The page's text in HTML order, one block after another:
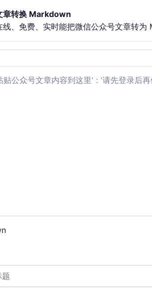
章转换 Markdown
线、免费、实时能把微信公众号文章转
公众号文章内容到这里' : '请先登录后